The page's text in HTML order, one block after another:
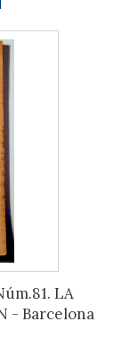
LA
- Barcelona